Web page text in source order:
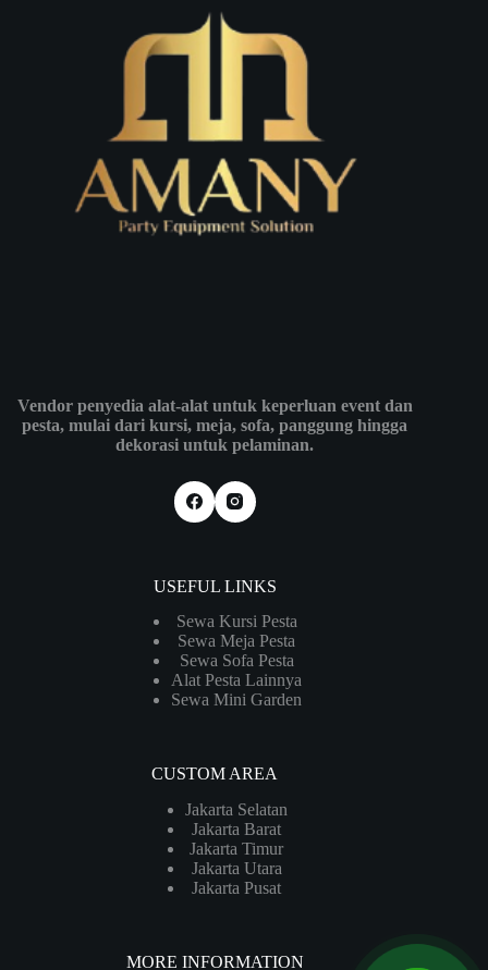
Vendor penyedia alat-alat untuk keperluan event dan
pesta, mulai dari kursi, meja, sofa, panggung hingga
dekorasi untuk pelaminan.
USEFUL LINKS
Sewa Kursi Pesta
Sewa Meja Pesta
Sewa Sofa Pesta
Alat Pesta Lainnya
Sewa Mini Garden
CUSTOM AREA
Jakarta Selatan
Jakarta Barat
Jakarta Timur
Jakarta Utara
Jakarta Pusat
MORE INFORMATION